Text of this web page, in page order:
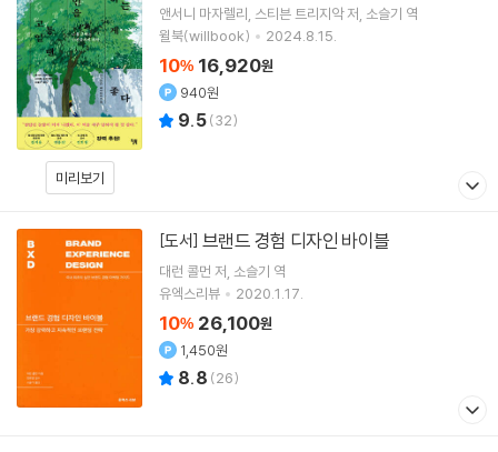
미리보기
앤서니 마자렐리 스티븐 트리지악저 소슬기 역
윌북(willbook)
2024.8.15.
10% 16,920원
940원
9.5(32)
[도서] 브랜드 경험 디자인 바이블
대런 콜먼 저 소슬기 역
유엑스리뷰
2020.1.17.
10% 26,100원
1,450원
8.8 (26)